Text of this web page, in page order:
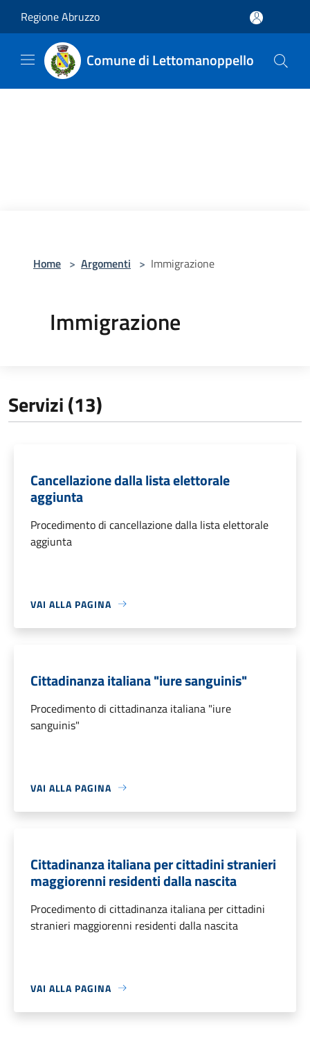
Regione Abruzzo
Comune di Lettomanoppello
Home > Argomenti > Immigrazione
Immigrazione
Servizi (13)
Cancellazione dalla lista elettorale
aggiunta
Procedimento di cancellazione dalla lista elettorale
aggiunta
VAI ALLA PAGINA
Cittadinanza italiana "iure sanguinis"
Procedimento di cittadinanza italiana "iure
sanguinis"
VAI ALLA PAGINA
Cittadinanza italiana per cittadini stranieri
maggiorenni residenti dalla nascita
Procedimento di cittadinanza italiana per cittadini
stranieri maggiorenni residenti dalla nascita
VAI ALLA PAGINA